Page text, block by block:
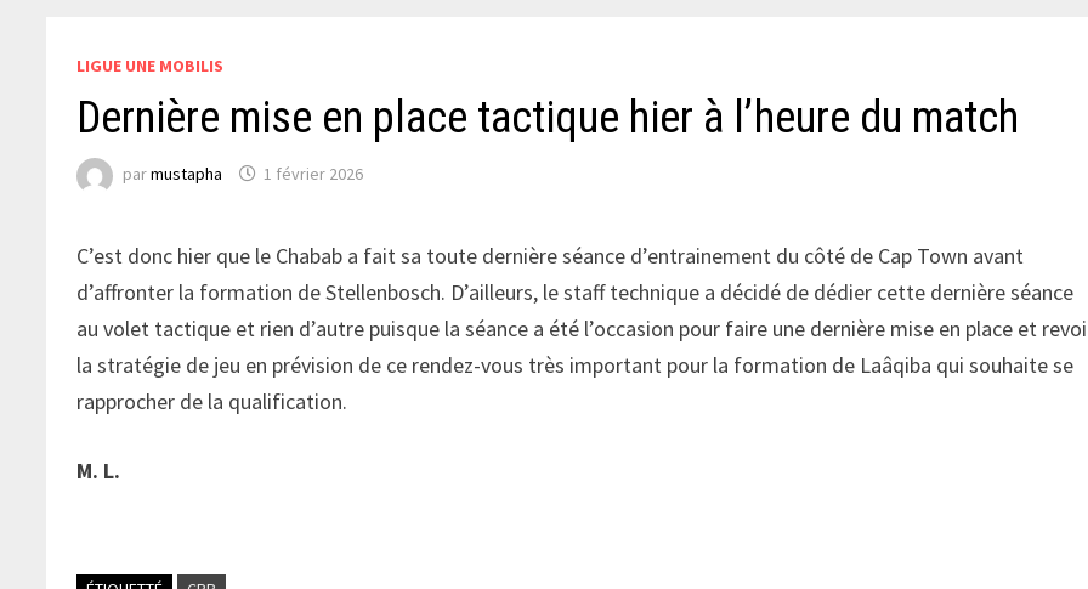
LIGUE UNE MOBILIS
Dernière mise en place tactique hier à l’heure du match
parmustapha 1 février 2026
C’est donc hier que le Chabab a fait sa toute dernière séance d’entrainement du côté de Cap Town avant
d’affronter la formation de Stellenbosch. D’ailleurs, le staff technique a décidé de dédier cette dernière séance
au volet tactique et rien d’autre puisque la séance a été l’occasion pour faire une dernière mise en place et
la stratégie de jeu en prévision de ce rendez-vous très important pour la formation de Laâqiba qui souhaite se
rapprocher de la qualification.
M. L.